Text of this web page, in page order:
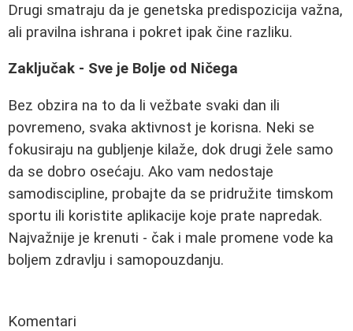
Drugi smatraju da je genetska predispozicija važna,
ali pravilna ishrana i pokret ipak čine razliku.
Zaključak - Sve je Bolje od Ničega
Bez obzira na to da li vežbate svaki dan ili
povremeno, svaka aktivnost je korisna. Neki se
fokusiraju na gubljenje kilaže, dok drugi žele samo
da se dobro osećaju. Ako vam nedostaje
samodiscipline, probajte da se pridružite timskom
sportu ili koristite aplikacije koje prate napredak.
Najvažnije je krenuti - čak i male promene vode ka
boljem zdravlju i samopouzdanju.
Komentari